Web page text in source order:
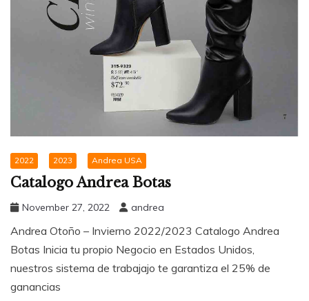
2022 2023 Andrea USA
Catalogo Andrea Botas
November 27, 2022 andrea
Andrea Otoño – Invierno 2022/2023 Catalogo Andrea
Botas Inicia tu propio Negocio en Estados Unidos,
nuestros sistema de trabajajo te garantiza el 25% de
ganancias